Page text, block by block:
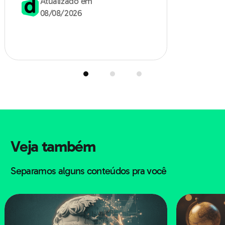
Referência do exame: veja recomendações do INEP no
Manual do Participante para o tipo de abordagem
Erros comuns que derrubam
generalizações erram a análise.
“descobrimento” sem contexto histórico.
Confundir modos de subsistência, assumindo que
todos eram agricultores sedentários.
vagas surgem.
08/08/2026
Veja também
Separamos alguns conteúdos pra você